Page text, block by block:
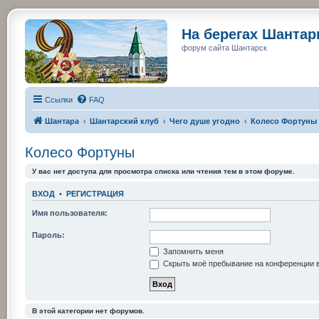
На берегах
форум сайта Шантарск
Ссылки FAQ
Шантара Шантарский клуб Чего душе угодно Колесо Фортуны
Колесо Фортуны
У вас нет доступа для просмотра списка или чтения тем в этом форуме.
ВХОД • РЕГИСТРАЦИЯ
Имя пользователя:
Пароль:
Запомнить меня
Скрыть моё пребывание на конференции
В этой категории нет форумов.